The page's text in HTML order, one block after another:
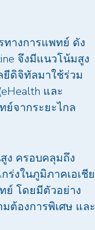
างการแพทย์ ดัง
จึงมีแนวโน้มสูง
ยีดิจิทัลมาใช้ร่วม
และ
ย์จากระยะไกล
ง ครอบคลุมถึง
งในภูมิภาคเอเชีย
ย์ โดยมีตัวอย่าง
ต้องการพิเศษ และ